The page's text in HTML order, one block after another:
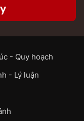
- Quy hoạch
- Lý luận